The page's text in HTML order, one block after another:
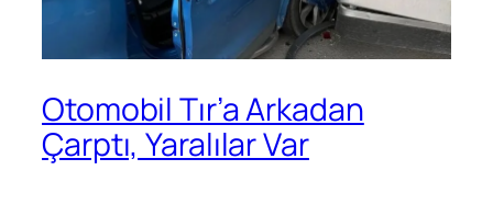
Otomobil Tır’a Arkadan
Çarptı, Yaralılar Var